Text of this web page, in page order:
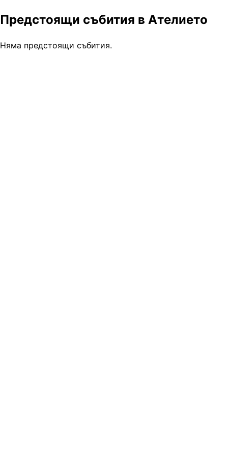
Предстоящи събития в Ателието
Няма предстоящи събития.